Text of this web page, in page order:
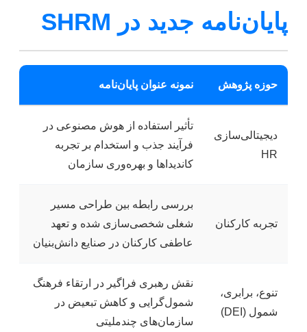
پایان‌نامه جدید در SHRM
حوزه پژوهش نمونه عنوان پایان‌نامه
دیجیتالی‌سازی
HR
تأثیر استفاده از هوش مصنوعی در
فرآیند جذب و استخدام بر تجربه
کاندیداها و بهره‌وری سازمان
تجربه کارکنان
بررسی رابطه بین طراحی مسیر
شغلی شخصی‌سازی شده و تعهد
عاطفی کارکنان در صنایع دانش‌بنیان
تنوع، برابری،
شمول (DEI)
نقش رهبری فراگیر در ارتقاء فرهنگ
شمول‌گرایی و کاهش تبعیض در
سازمان‌های چندملیتی